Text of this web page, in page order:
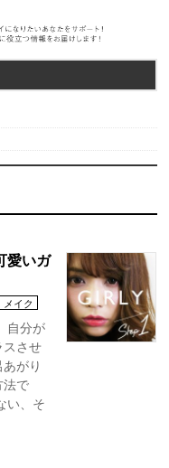
愛いガ
メイク
自分が
スさせ
がり
法で
い、そ